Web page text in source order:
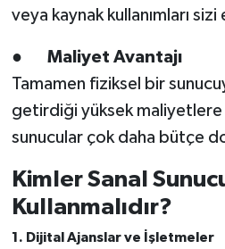
veya kaynak kullanımları
● Maliyet Avantajı
Tamamen fiziksel bir
getirdiği yüksek maliyetlere
sunucular çok daha bütçe
Kimler Sanal
Kullanmalıdır?
1. Dijital Ajanslar ve İşletmeler